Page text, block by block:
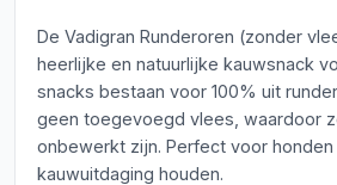
De Vadigran Runderoren (zonder
heerlijke en natuurlijke kauwsnack
snacks bestaan voor 100% uit
geen toegevoegd vlees, waardoor
onbewerkt zijn. Perfect voor
kauwuitdaging houden.